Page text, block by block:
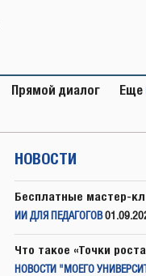
Прямой диалог Еще
НОВОСТИ
Бесплатные мастер-
ИИ ДЛЯ ПЕДАГОГОВ
Что такое «Точки
НОВОСТИ "МОЕГО